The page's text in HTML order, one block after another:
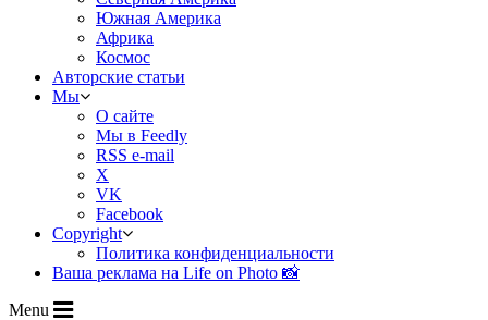
Южная Америка
Африка
Космос
Авторские статьи
Мы
О сайте
Мы в Feedly
RSS e-mail
X
VK
Facebook
Copyright
Политика конфиденциальности
Ваша реклама на Life on Photo 📸
Menu